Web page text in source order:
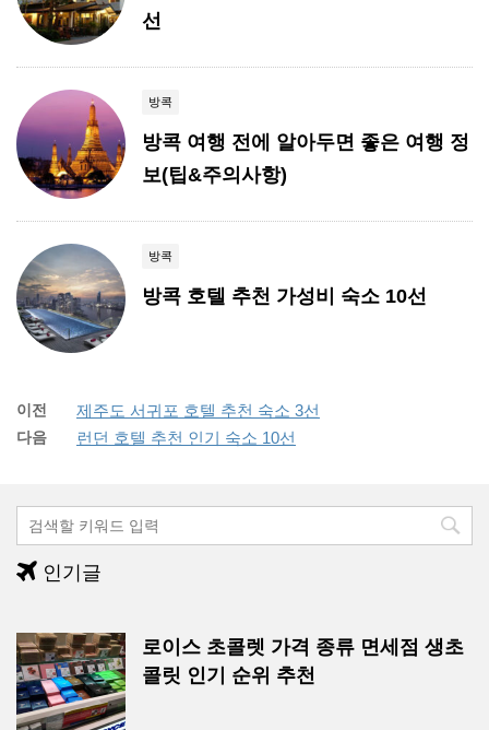
선
방콕
방콕 여행 전에 알아두면 좋은 여행 정
보(팁&주의사항)
방콕
방콕 호텔 추천 가성비 숙소 10선
이전 제주도 서귀포 호텔 추천 숙소 3선
다음 런던 호텔 추천 인기 숙소 10선
인기글
로이스 초콜렛 가격 종류 면세점 생초
콜릿 인기 순위 추천